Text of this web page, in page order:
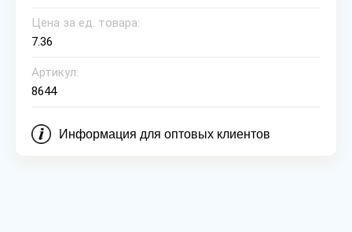
Цена за ед. товара:
7.36
Артикул:
8644
Информация для оптовых клиентов